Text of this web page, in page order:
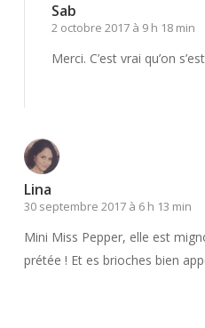
Sab
2 octobre 2017 à 9 h 18 min
Merci. C’est vrai qu’on
Lina
30 septembre 2017 à 6 h 13 min
Mini Miss Pepper, elle est
prétée ! Et es brioches bien